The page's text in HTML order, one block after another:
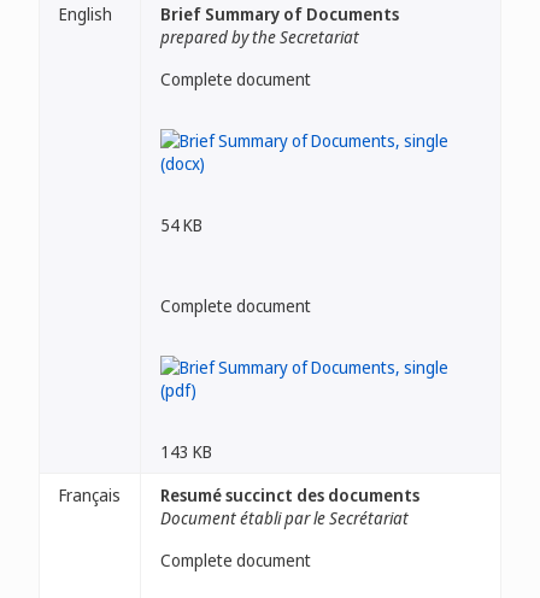
English
Brief Summary of Documents
prepared by the Secretariat
Complete document
54 KB
Complete document
143 KB
Français
Resumé succinct des documents
Document établi par le Secrétariat
Complete document